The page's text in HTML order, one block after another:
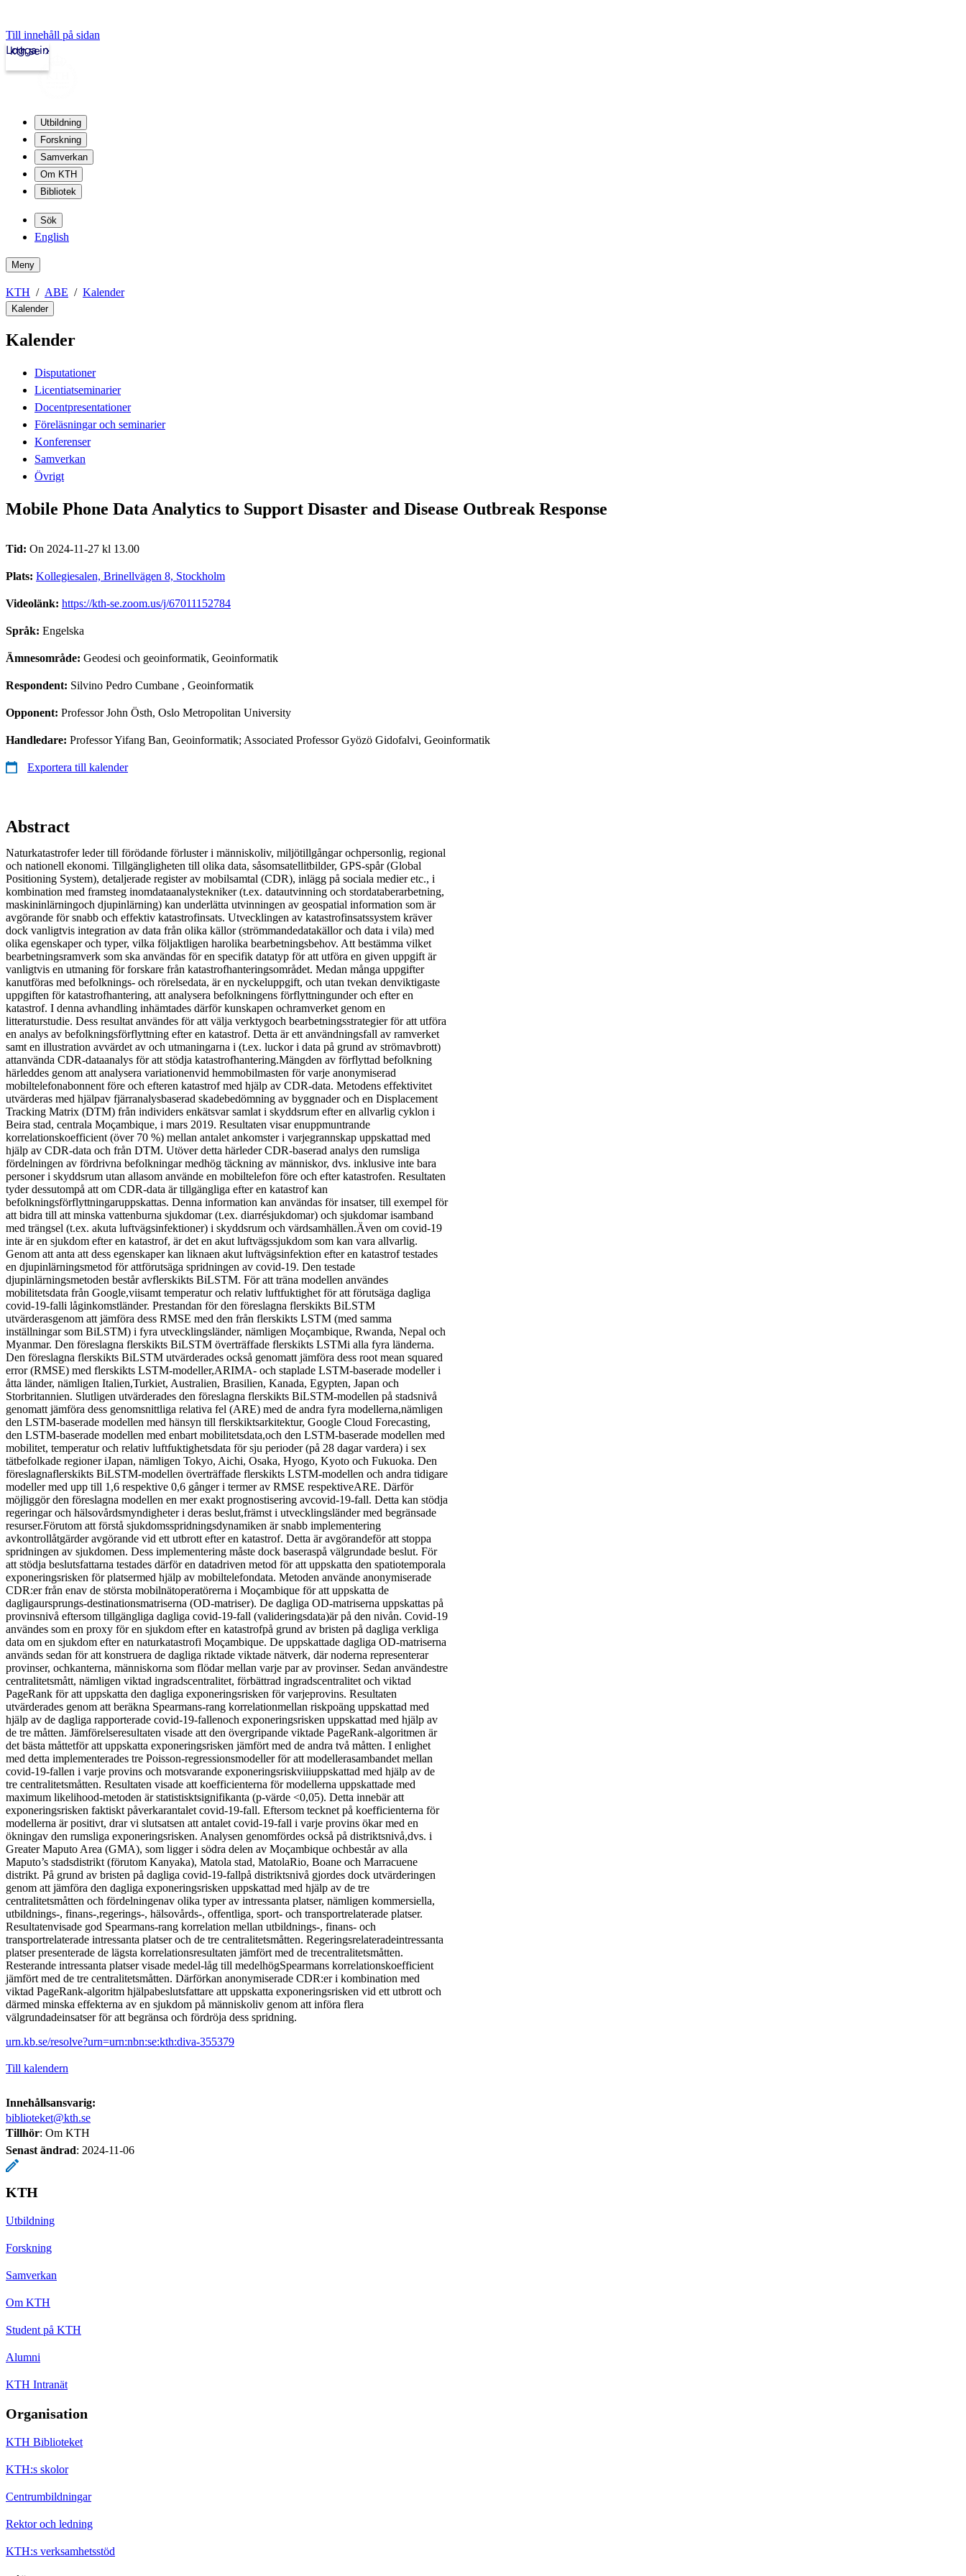
Till innehåll på sidan
kth.se
Logga in
Utbildning
Forskning
Samverkan
Om KTH
Bibliotek
Sök
English
Meny
KTH ABE Kalender
Kalender
Kalender
Disputationer
Licentiatseminarier
Docentpresentationer
Föreläsningar och seminarier
Konferenser
Samverkan
Övrigt
Mobile Phone Data Analytics to Support Disaster and Disease Outbreak Response
Tid: On 2024-11-27 kl 13.00
Plats: Kollegiesalen, Brinellvägen 8, Stockholm
Videolänk: https://kth-se.zoom.us/j/67011152784
Språk: Engelska
Ämnesområde: Geodesi och geoinformatik, Geoinformatik
Respondent: Silvino Pedro Cumbane , Geoinformatik
Opponent: Professor John Östh, Oslo Metropolitan University
Handledare: Professor Yifang Ban, Geoinformatik; Associated Professor Gyözö Gidofalvi, Geoinformatik
Exportera till kalender
Abstract
Naturkatastrofer leder till förödande förluster i människoliv, miljötillgångar ochpersonlig, regional
och nationell ekonomi. Tillgängligheten till olika data, såsomsatellitbilder, GPS-spår (Global
Positioning System), detaljerade register av mobilsamtal (CDR), inlägg på sociala medier etc., i
kombination med framsteg inomdataanalystekniker (t.ex. datautvinning och stordataberarbetning,
maskininlärningoch djupinlärning) kan underlätta utvinningen av geospatial information som är
avgörande för snabb och effektiv katastrofinsats. Utvecklingen av katastrofinsatssystem kräver
dock vanligtvis integration av data från olika källor (strömmandedatakällor och data i vila) med
olika egenskaper och typer, vilka följaktligen harolika bearbetningsbehov. Att bestämma vilket
bearbetningsramverk som ska användas för en specifik datatyp för att utföra en given uppgift är
vanligtvis en utmaning för forskare från katastrofhanteringsområdet. Medan många uppgifter
kanutföras med befolknings- och rörelsedata, är en nyckeluppgift, och utan tvekan denviktigaste
uppgiften för katastrofhantering, att analysera befolkningens förflyttningunder och efter en
katastrof. I denna avhandling inhämtades därför kunskapen ochramverket genom en
litteraturstudie. Dess resultat användes för att välja verktygoch bearbetningsstrategier för att utföra
en analys av befolkningsförflyttning efter en katastrof. Detta är ett användningsfall av ramverket
samt en illustration avvärdet av och utmaningarna i (t.ex. luckor i data på grund av strömavbrott)
attanvända CDR-dataanalys för att stödja katastrofhantering.Mängden av förflyttad befolkning
härleddes genom att analysera variationenvid hemmobilmasten för varje anonymiserad
mobiltelefonabonnent före och efteren katastrof med hjälp av CDR-data. Metodens effektivitet
utvärderas med hjälpav fjärranalysbaserad skadebedömning av byggnader och en Displacement
Tracking Matrix (DTM) från individers enkätsvar samlat i skyddsrum efter en allvarlig cyklon i
Beira stad, centrala Moçambique, i mars 2019. Resultaten visar enuppmuntrande
korrelationskoefficient (över 70 %) mellan antalet ankomster i varjegrannskap uppskattad med
hjälp av CDR-data och från DTM. Utöver detta härleder CDR-baserad analys den rumsliga
fördelningen av fördrivna befolkningar medhög täckning av människor, dvs. inklusive inte bara
personer i skyddsrum utan allasom använde en mobiltelefon före och efter katastrofen. Resultaten
tyder dessutompå att om CDR-data är tillgängliga efter en katastrof kan
befolkningsförflyttningaruppskattas. Denna information kan användas för insatser, till exempel för
att bidra till att minska vattenburna sjukdomar (t.ex. diarrésjukdomar) och sjukdomar isamband
med trängsel (t.ex. akuta luftvägsinfektioner) i skyddsrum och värdsamhällen.Även om covid-19
inte är en sjukdom efter en katastrof, är det en akut luftvägssjukdom som kan vara allvarlig.
Genom att anta att dess egenskaper kan liknaen akut luftvägsinfektion efter en katastrof testades
en djupinlärningsmetod för attförutsäga spridningen av covid-19. Den testade
djupinlärningsmetoden består avflerskikts BiLSTM. För att träna modellen användes
mobilitetsdata från Google,viisamt temperatur och relativ luftfuktighet för att förutsäga dagliga
covid-19-falli låginkomstländer. Prestandan för den föreslagna flerskikts BiLSTM
utvärderasgenom att jämföra dess RMSE med den från flerskikts LSTM (med samma
inställningar som BiLSTM) i fyra utvecklingsländer, nämligen Moçambique, Rwanda, Nepal och
Myanmar. Den föreslagna flerskikts BiLSTM överträffade flerskikts LSTMi alla fyra länderna.
Den föreslagna flerskikts BiLSTM utvärderades också genomatt jämföra dess root mean squared
error (RMSE) med flerskikts LSTM-modeller,ARIMA- och staplade LSTM-baserade modeller i
åtta länder, nämligen Italien,Turkiet, Australien, Brasilien, Kanada, Egypten, Japan och
Storbritannien. Slutligen utvärderades den föreslagna flerskikts BiLSTM-modellen på stadsnivå
genomatt jämföra dess genomsnittliga relativa fel (ARE) med de andra fyra modellerna,nämligen
den LSTM-baserade modellen med hänsyn till flerskiktsarkitektur, Google Cloud Forecasting,
den LSTM-baserade modellen med enbart mobilitetsdata,och den LSTM-baserade modellen med
mobilitet, temperatur och relativ luftfuktighetsdata för sju perioder (på 28 dagar vardera) i sex
tätbefolkade regioner iJapan, nämligen Tokyo, Aichi, Osaka, Hyogo, Kyoto och Fukuoka. Den
föreslagnaflerskikts BiLSTM-modellen överträffade flerskikts LSTM-modellen och andra tidigare
modeller med upp till 1,6 respektive 0,6 gånger i termer av RMSE respektiveARE. Därför
möjliggör den föreslagna modellen en mer exakt prognostisering avcovid-19-fall. Detta kan stödja
regeringar och hälsovårdsmyndigheter i deras beslut,främst i utvecklingsländer med begränsade
resurser.Förutom att förstå sjukdomsspridningsdynamiken är snabb implementering
avkontrollåtgärder avgörande vid ett utbrott efter en katastrof. Detta är avgörandeför att stoppa
spridningen av sjukdomen. Dess implementering måste dock baseraspå välgrundade beslut. För
att stödja beslutsfattarna testades därför en datadriven metod för att uppskatta den spatiotemporala
exponeringsrisken för platsermed hjälp av mobiltelefondata. Metoden använde anonymiserade
CDR:er från enav de största mobilnätoperatörerna i Moçambique för att uppskatta de
dagligaursprungs-destinationsmatriserna (OD-matriser). De dagliga OD-matriserna uppskattas på
provinsnivå eftersom tillgängliga dagliga covid-19-fall (valideringsdata)är på den nivån. Covid-19
användes som en proxy för en sjukdom efter en katastrofpå grund av bristen på dagliga verkliga
data om en sjukdom efter en naturkatastrofi Moçambique. De uppskattade dagliga OD-matriserna
används sedan för att konstruera de dagliga riktade viktade nätverk, där noderna representerar
provinser, ochkanterna, människorna som flödar mellan varje par av provinser. Sedan användestre
centralitetsmått, nämligen viktad ingradscentralitet, förbättrad ingradscentralitet och viktad
PageRank för att uppskatta den dagliga exponeringsrisken för varjeprovins. Resultaten
utvärderades genom att beräkna Spearmans-rang korrelationmellan riskpoäng uppskattad med
hjälp av de dagliga rapporterade covid-19-fallenoch exponeringsrisken uppskattad med hjälp av
de tre måtten. Jämförelseresultaten visade att den övergripande viktade PageRank-algoritmen är
det bästa måttetför att uppskatta exponeringsrisken jämfört med de andra två måtten. I enlighet
med detta implementerades tre Poisson-regressionsmodeller för att modellerasambandet mellan
covid-19-fallen i varje provins och motsvarande exponeringsriskviiiuppskattad med hjälp av de
tre centralitetsmåtten. Resultaten visade att koefficienterna för modellerna uppskattade med
maximum likelihood-metoden är statistisktsignifikanta (p-värde <0,05). Detta innebär att
exponeringsrisken faktiskt påverkarantalet covid-19-fall. Eftersom tecknet på koefficienterna för
modellerna är positivt, drar vi slutsatsen att antalet covid-19-fall i varje provins ökar med en
ökningav den rumsliga exponeringsrisken. Analysen genomfördes också på distriktsnivå,dvs. i
Greater Maputo Area (GMA), som ligger i södra delen av Moçambique ochbestår av alla
Maputo’s stadsdistrikt (förutom Kanyaka), Matola stad, MatolaRio, Boane och Marracuene
distrikt. På grund av bristen på dagliga covid-19-fallpå distriktsnivå gjordes dock utvärderingen
genom att jämföra den dagliga exponeringsrisken uppskattad med hjälp av de tre
centralitetsmåtten och fördelningenav olika typer av intressanta platser, nämligen kommersiella,
utbildnings-, finans-,regerings-, hälsovårds-, offentliga, sport- och transportrelaterade platser.
Resultatenvisade god Spearmans-rang korrelation mellan utbildnings-, finans- och
transportrelaterade intressanta platser och de tre centralitetsmåtten. Regeringsrelateradeintressanta
platser presenterade de lägsta korrelationsresultaten jämfört med de trecentralitetsmåtten.
Resterande intressanta platser visade medel-låg till medelhögSpearmans korrelationskoefficient
jämfört med de tre centralitetsmåtten. Därförkan anonymiserade CDR:er i kombination med
viktad PageRank-algoritm hjälpabeslutsfattare att uppskatta exponeringsrisken vid ett utbrott och
därmed minska effekterna av en sjukdom på människoliv genom att införa flera
välgrundadeinsatser för att begränsa och fördröja dess spridning.
urn.kb.se/resolve?urn=urn:nbn:se:kth:diva-355379
Till kalendern
Innehållsansvarig:
biblioteket@kth.se
Tillhör: Om KTH
Senast ändrad: 2024-11-06
KTH
Utbildning
Forskning
Samverkan
Om KTH
Student på KTH
Alumni
KTH Intranät
Organisation
KTH Biblioteket
KTH:s skolor
Centrumbildningar
Rektor och ledning
KTH:s verksamhetsstöd